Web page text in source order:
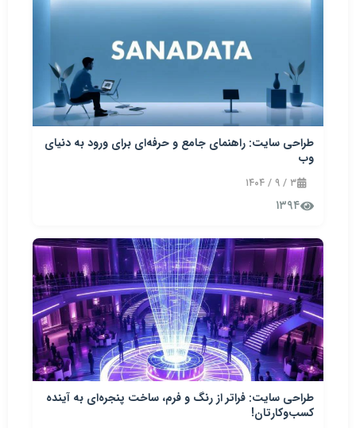
طراحی سایت: راهنمای جامع و حرفه‌ای برای ورود به دنیای
وب
۳ / ۹ / ۱۴۰۴
۱۳۹۴
طراحی سایت: فراتر از رنگ و فرم، ساخت پنجره‌ای به آینده
کسب‌وکارتان!